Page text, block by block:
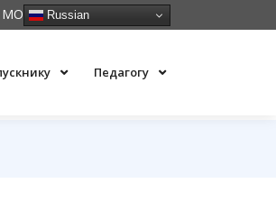
МО Russian
Педагогу